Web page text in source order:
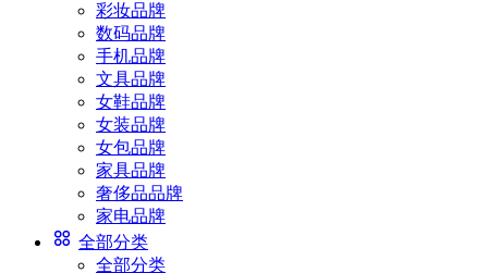
彩妆品牌
数码品牌
手机品牌
文具品牌
女鞋品牌
女装品牌
女包品牌
家具品牌
奢侈品品牌
家电品牌
全部分类
全部分类